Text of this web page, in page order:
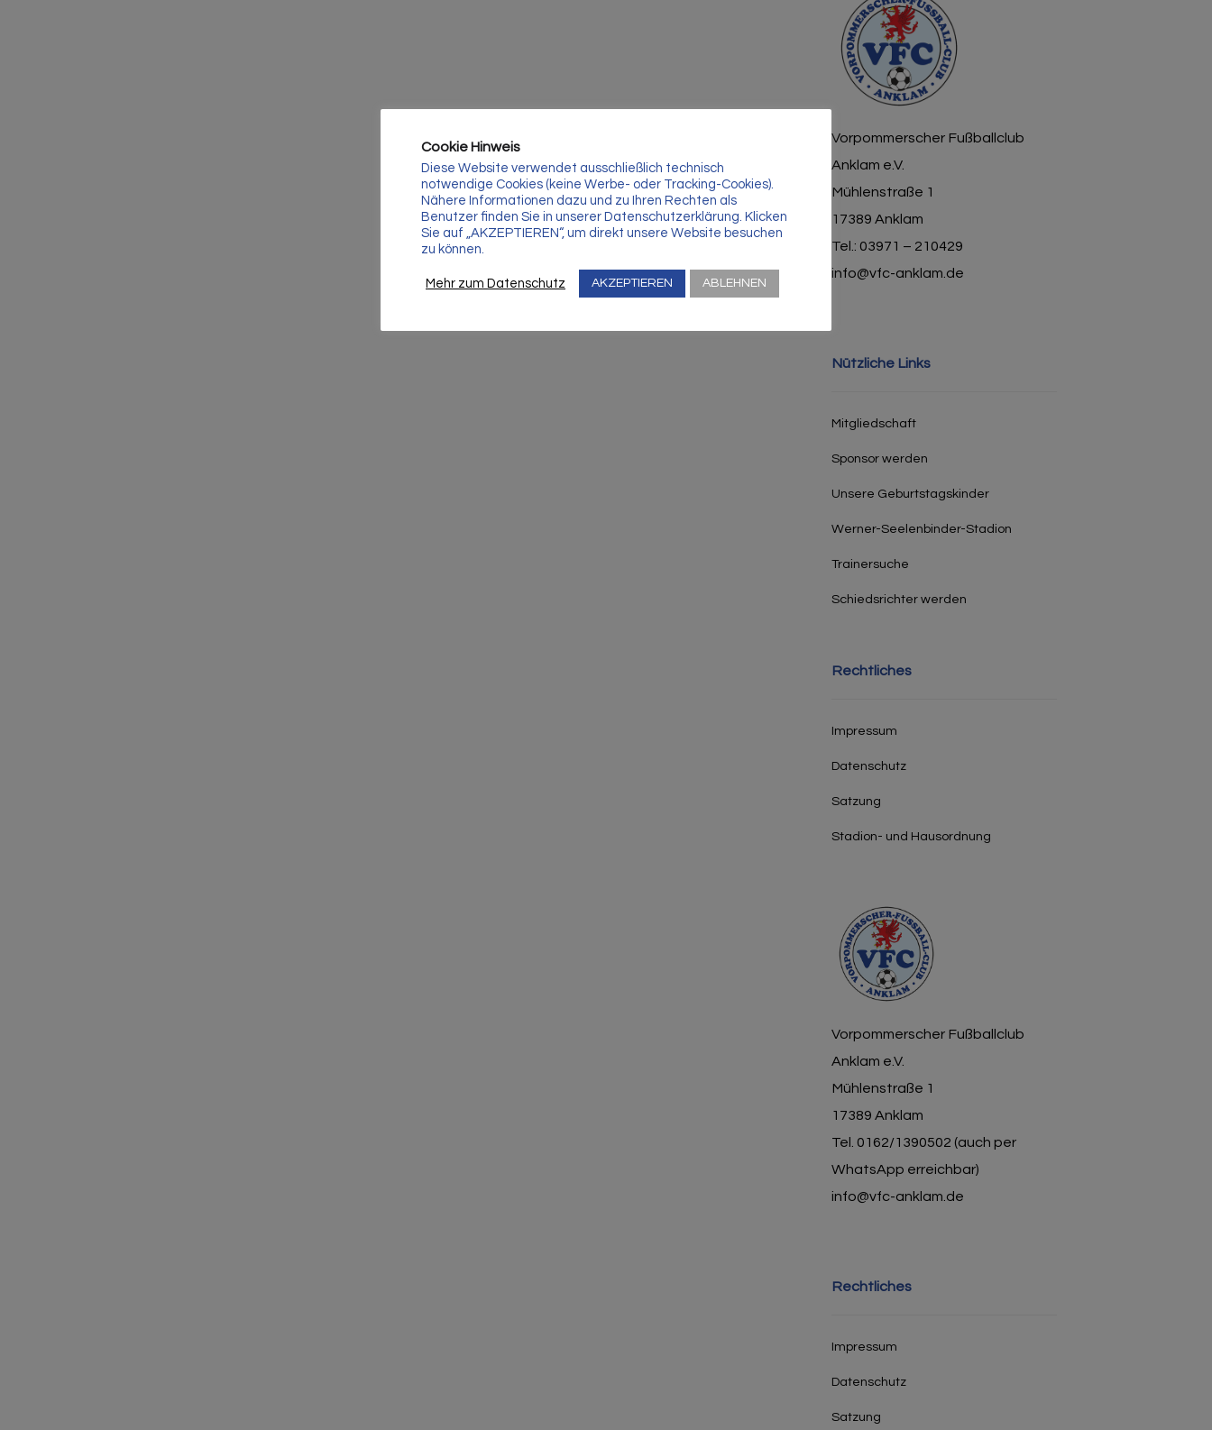
Vorpommerscher Fußballclub
Anklam e.V.
Mühlenstraße 1
17389 Anklam
Tel.: 03971 – 210429
info@vfc-anklam.de
Nützliche Links
Mitgliedschaft
Sponsor werden
Unsere Geburtstagskinder
Werner-Seelenbinder-Stadion
Trainersuche
Schiedsrichter werden
Rechtliches
Impressum
Datenschutz
Satzung
Stadion- und Hausordnung
Vorpommerscher Fußballclub
Anklam e.V.
Mühlenstraße 1
17389 Anklam
Tel. 0162/1390502 (auch per
WhatsApp erreichbar)
info@vfc-anklam.de
Rechtliches
Impressum
Datenschutz
Satzung
Cookie Hinweis
Diese Website verwendet ausschließlich technisch
notwendige Cookies (keine Werbe- oder Tracking-Cookies).
Nähere Informationen dazu und zu Ihren Rechten als
Benutzer finden Sie in unserer Datenschutzerklärung. Klicken
Sie auf „AKZEPTIEREN“, um direkt unsere Website besuchen
zu können.
Mehr zum Datenschutz AKZEPTIEREN ABLEHNEN